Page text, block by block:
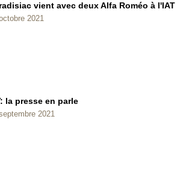
vient avec deux Alfa Roméo à l'IAT
2021
la presse en parle
2021